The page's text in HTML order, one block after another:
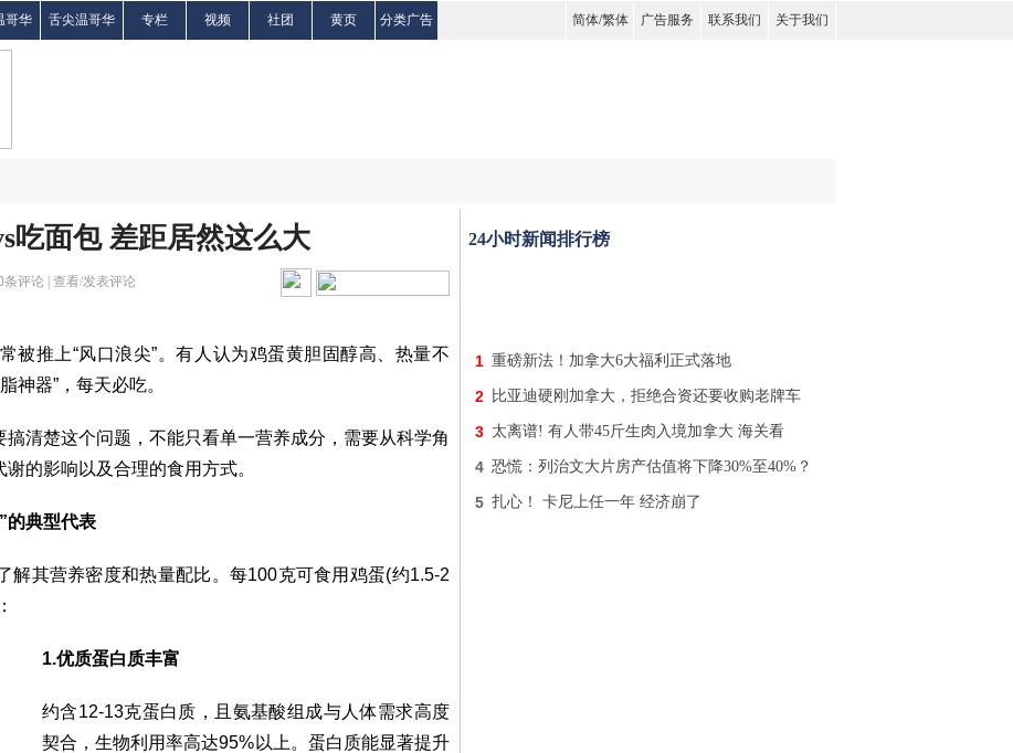
哥华 舌尖温哥华 专栏 视频 社团 黄页 分类广告 简体/繁体 广告服务 联系我们 关于我们
吃面包 差距居然这么大
条评论 | 查看/发表评论
被推上“风口浪尖”。有人认为鸡蛋黄胆固醇高、热量不
神器”，每天必吃。
清楚这个问题，不能只看单一营养成分，需要从科学角
的影响以及合理的食用方式。
的典型代表
解其营养密度和热量配比。每100克可食用鸡蛋(约1.5-2
1.优质蛋白质丰富
约含12-13克蛋白质，且氨基酸组成与人体需求高度
契合，生物利用率高达95%以上。蛋白质能显著提升
24小时新闻排行榜
1 重磅新法！加拿大6大福利正式落地
2 比亚迪硬刚加拿大，拒绝合资还要收购老牌车
3 太离谱! 有人带45斤生肉入境加拿大 海关看
4 恐慌：列治文大片房产估值将下降30%至40%？
5 扎心！ 卡尼上任一年 经济崩了